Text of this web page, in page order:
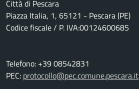
Città di Pescara
Piazza Italia, 1, 65121 - Pescara (PE)
Codice fiscale / P. IVA:00124600685
Telefono: +39 08542831
PEC: protocollo@pec.comune.pescara.it